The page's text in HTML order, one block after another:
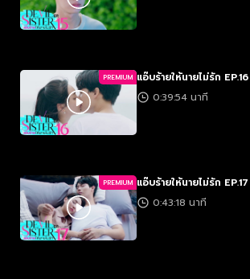
PREMIUM แอ๊บร้ายให้นายไม่รัก EP.16
0:39:54 นาที
PREMIUM แอ๊บร้ายให้นายไม่รัก EP.17
0:43:18 นาที